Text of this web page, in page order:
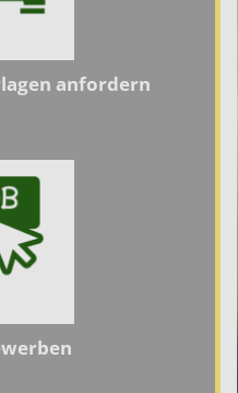
anfordern